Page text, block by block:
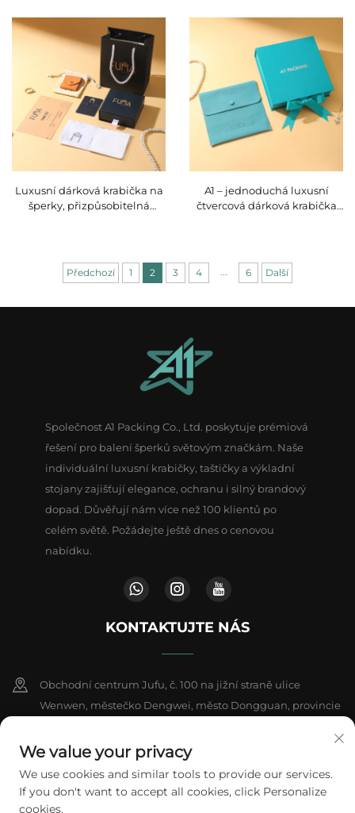
náušnice, papírová dárková
krabička, model 2024JB603
recyklovatelná z lepenky, s
reliéfem, oblíbená krabička
na uskladnění šperků se
vysouvacím zásuvkovým
systémem pro prstýnky,
zavěšené šperky a náušnice
Luxusní dárková krabička na
šperky, přizpůsobitelná
páskovým uzávěrem pro
ukládání náušnic,
A1 – jednoduchá luxusní
čtvercová dárková krabička
pro ukládání oblíbených
náhrdel
Předchozí 1 2 3 4 6 Další
Společnost A1 Packing Co., Ltd. poskytuje prémiová
řešení pro balení šperků světovým značkám. Naše
individuální luxusní krabičky, taštičky a výkladní
stojany zajišťují elegance, ochranu i silný brandový
dopad. Důvěřují nám více než 100 klientů po
celém světě. Požádejte ještě dnes o cenovou
nabídku.
KONTAKTUJTE NÁS
Obchodní centrum Jufu, č. 100 na jižní straně ulice
Wenwen, městečko Dengwei, město Dongguan, provincie
+86-18802602550
[email protected]
We value your privacy
We use cookies and similar tools to provide our services.
If you don't want to accept all cookies, click Personalize
cookies.